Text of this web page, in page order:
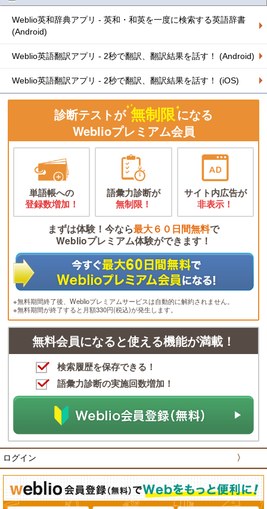
Weblio英和辞典アプリ - 英和・和英を一度に検索する英語辞書
(Android)
Weblio英語翻訳アプリ - 2秒で翻訳、翻訳結果を話す！ (Android)
Weblio英語翻訳アプリ - 2秒で翻訳、翻訳結果を話す！ (iOS)
診断テストが 無制限になる
Weblioプレミアム会員
単語帳への
登録数増加！
語彙力診断が
無制限！
サイト内広告が
非表示！
まずは体験！今なら最大６０日間無料で
Weblioプレミアム体験ができます！
※無料期間終了後、Weblioプレミアムサービスは自動的に解約されません。
※無料期間が終了すると月額330円(税込)が発生します。
無料会員になると使える機能が満載！
検索履歴を保存できる！
語彙力診断の実施回数増加！
ログイン 〉